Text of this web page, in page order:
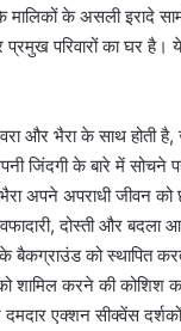
के असली इरादे
प्रमुख परिवारों का घर
और भैरा के साथ होती
जिंदगी के बारे में सोचने
अपने अपराधी जीवन
दोस्ती और
को स्थापित
शामिल करने की कोशिश
एक्शन सीक्वेंस